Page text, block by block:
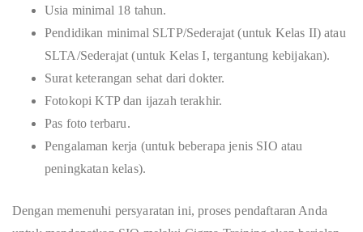
Usia minimal 18 tahun.
Pendidikan minimal SLTP/Sederajat (untuk Kelas II) atau
SLTA/Sederajat (untuk Kelas I, tergantung kebijakan).
Surat keterangan sehat dari dokter.
Fotokopi KTP dan ijazah terakhir.
Pas foto terbaru.
Pengalaman kerja (untuk beberapa jenis SIO atau
peningkatan kelas).
Dengan memenuhi persyaratan ini, proses pendaftaran Anda